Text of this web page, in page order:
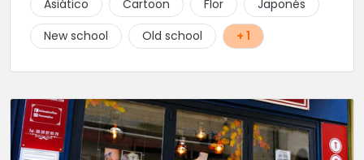
Asiático Cartoon Flor
Japonés
New school
Old school + 1